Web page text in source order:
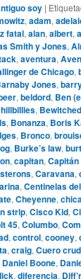
soy |
,adam,
fatal,alan,albert,
Smith y Jones,
,aventura,
de Chicago,
Jones,
,beldord, Ben
, Bewitched
, Bonanza, Boris
, Bronco,
, Burke’s law,burt
,capitan,
,Caravana,
,Centinelas
,Cheyenne,
strip,Cisco Kid,
45,Columbo,
,control,cooney,
,craig,Cuero
Daniel Boone,
,diferencia,